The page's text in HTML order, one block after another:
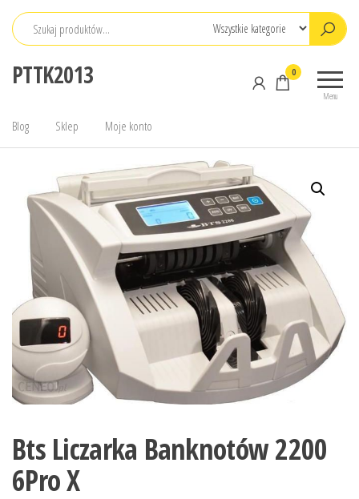
Przejdź
PTTK2013
Menu
0
Blog Sklep Moje konto
Bts Liczarka Banknotów 2200
6Pro X